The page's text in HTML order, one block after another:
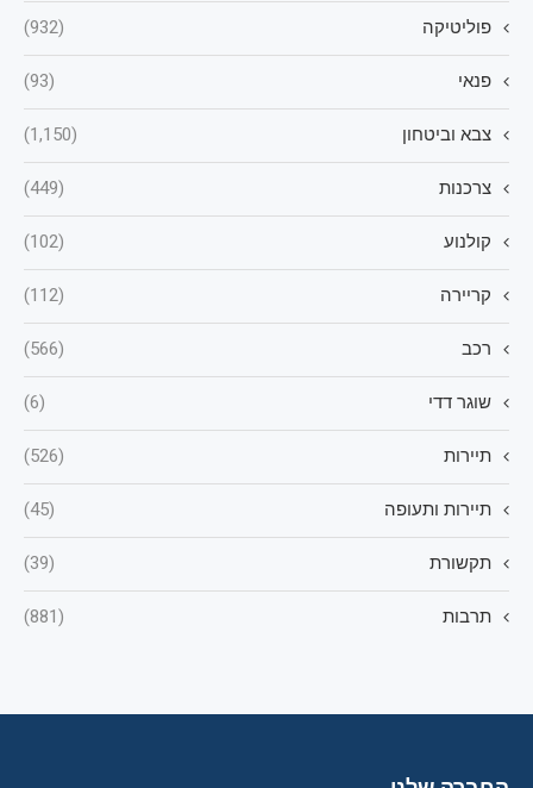
פוליטיקה (932)
פנאי (93)
צבא וביטחון (1,150)
צרכנות (449)
קולנוע (102)
קריירה (112)
רכב (566)
שוגר דדי (6)
תיירות (526)
תיירות ותעופה (45)
תקשורת (39)
תרבות (881)